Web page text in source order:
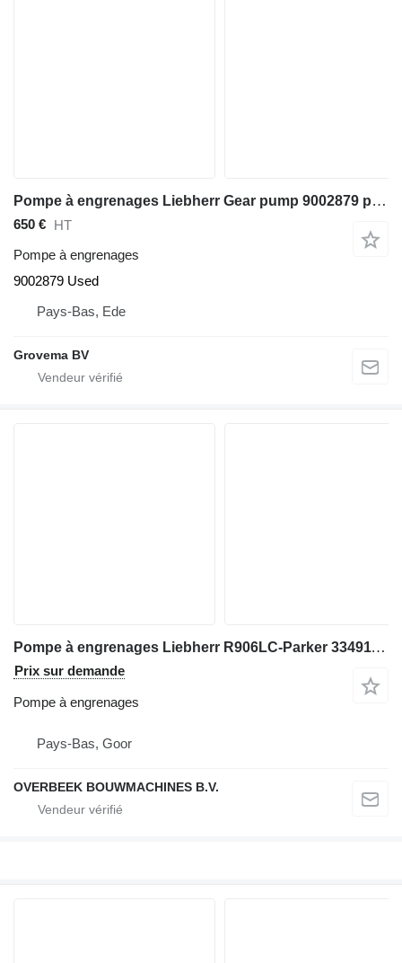
Pompe à engrenages Liebherr Gear pump 9002879 pour excavateur Liebherr A312 / A314 Li / A314
650 € HT
Pompe à engrenages
9002879 Used
Pays-Bas, Ede
Grovema BV
Pompe à engrenages Liebherr R906LC-Parker 3349112735-Gearpump/Zahnradpumpe pour excavateur
Prix sur demande
Pompe à engrenages
Pays-Bas, Goor
OVERBEEK BOUWMACHINES B.V.